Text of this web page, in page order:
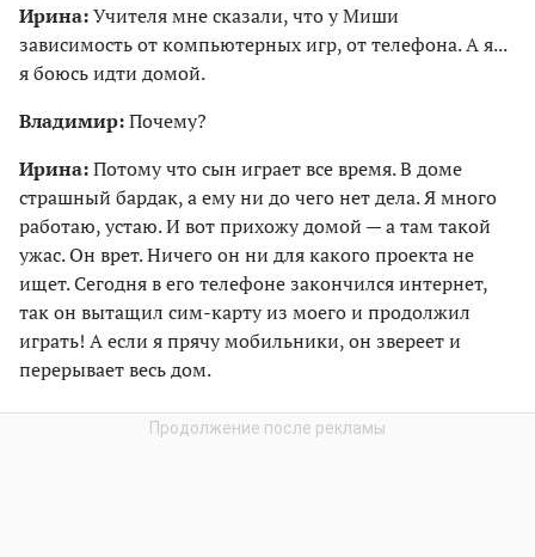
Ирина:Учителя мне сказали, что у Миши
зависимость от компьютерных игр, от телефона. А я...
я боюсь идти домой.
Владимир:Почему?
Ирина:Потому что сын играет все время. В доме
страшный бардак, а ему ни до чего нет дела. Я много
работаю, устаю. И вот прихожу домой — а там такой
ужас. Он врет. Ничего он ни для какого проекта не
ищет. Сегодня в его телефоне закончился интернет,
так он вытащил сим-карту из моего и продолжил
играть! А если я прячу мобильники, он звереет и
перерывает весь дом.